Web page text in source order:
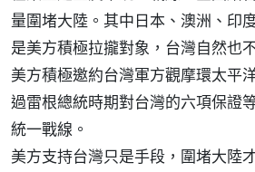
量圍堵大陸。其中日本、澳洲、印
是美方積極拉攏對象，台灣自然也
美方積極邀約台灣軍方觀摩環太平
過雷根總統時期對台灣的六項保證
統一戰線。
美方支持台灣只是手段，圍堵大陸